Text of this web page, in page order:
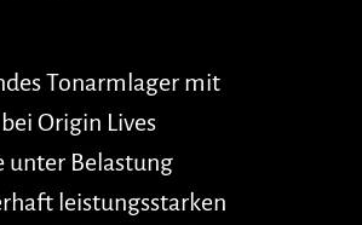
Tonarmlager mit
Origin Lives
unter Belastung
leistungsstarken